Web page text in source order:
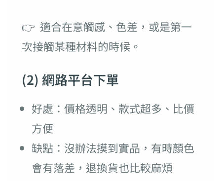
👉 適合在意觸感、色差，或是第一
次接觸某種材料的時候。
(2) 網路平台下單
好處：價格透明、款式超多、比價
方便
缺點：沒辦法摸到實品，有時顏色
會有落差，退換貨也比較麻煩